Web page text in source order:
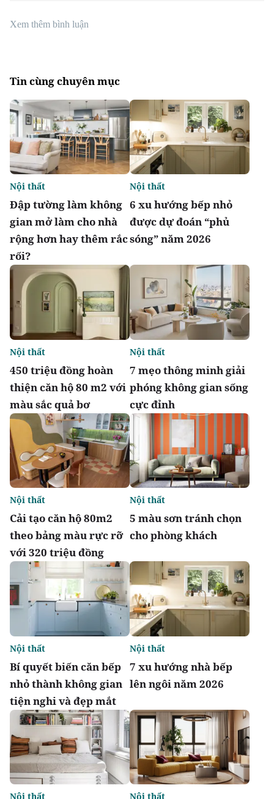
Xem thêm bình luận
Tin cùng chuyên mục
Đập tường làm không
gian mở làm cho nhà
rộng hơn hay thêm rắc
rối?
Nội thất
6 xu hướng bếp nhỏ
được dự đoán “phủ
sóng” năm 2026
Nội thất
450 triệu đồng hoàn
thiện căn hộ 80 m2 với
màu sắc quả bơ
Nội thất
7 mẹo thông minh giải
phóng không gian sống
cực đỉnh
Nội thất
Cải tạo căn hộ 80m2
theo bảng màu rực rỡ
với 320 triệu đồng
Nội thất
5 màu sơn tránh chọn
cho phòng khách
Nội thất
Bí quyết biến căn bếp
nhỏ thành không gian
tiện nghi và đẹp mắt
Nội thất
7 xu hướng nhà bếp
lên ngôi năm 2026
Nội thất
Nội thất Nội thất